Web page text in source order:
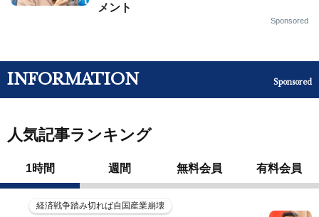
メント
Sponsored
INFORMATION Sponsored
人気記事ランキング
1時間 週間 無料会員 有料会員
経済戦争踏み切れば自国産業崩壊